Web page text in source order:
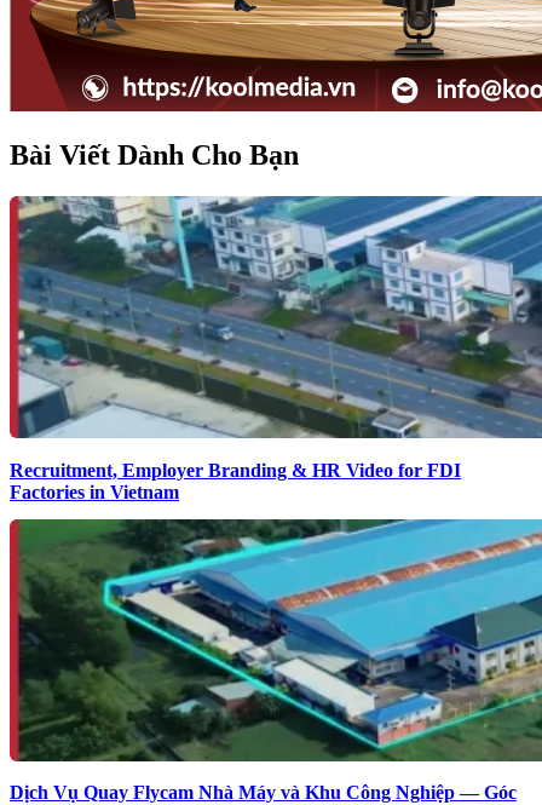
Bài Viết Dành Cho Bạn
Recruitment, Employer Branding & HR Video for FDI
Factories in Vietnam
Dịch Vụ Quay Flycam Nhà Máy và Khu Công Nghiệp — Góc